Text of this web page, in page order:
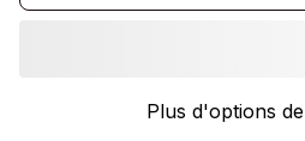
Plus d'options